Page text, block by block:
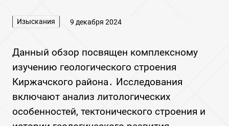
Изыскания 9 декабря 2024
Данный обзор посвящен комплексному
изучению геологического строения
Киржачского района․ Исследования
включают анализ литологических
особенностей, тектонического строения и